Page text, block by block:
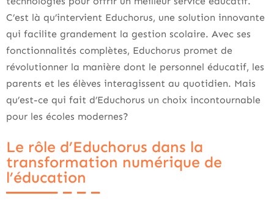
C’est là qu’intervient Educhorus, une solution innovante
qui facilite grandement la gestion scolaire. Avec ses
fonctionnalités complètes, Educhorus promet de
révolutionner la manière dont le personnel éducatif, les
parents et les élèves interagissent au quotidien. Mais
qu’est-ce qui fait d’Educhorus un choix incontournable
pour les écoles modernes?
Le rôle d’Educhorus dans la
transformation numérique de
l’éducation